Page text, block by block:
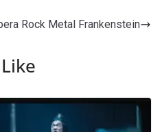
Rock Metal Frankenstein